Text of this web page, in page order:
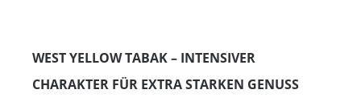
WEST YELLOW TABAK – INTENSIVER
CHARAKTER FÜR EXTRA STARKEN GENUSS